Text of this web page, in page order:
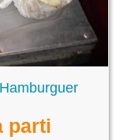
parti